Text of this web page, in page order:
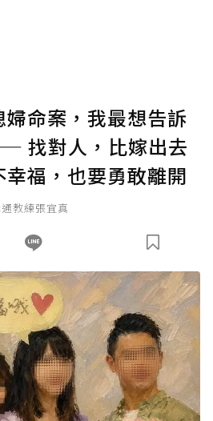
命案，我最想告訴
找對人，比嫁出去
福，也要勇敢離開
教練張宜真